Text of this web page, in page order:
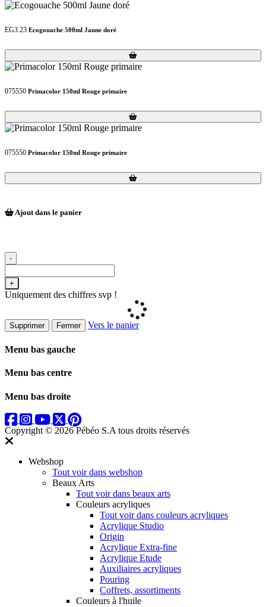
EG3.23 Ecogouache 500ml Jaune doré
Loading...
Loading...
075550 Primacolor 150ml Rouge primaire
Loading...
Loading...
075550 Primacolor 150ml Rouge primaire
Loading...
Loading...
Ajout dans le panier
-
+
Uniquement des chiffres svp !
Supprimer Fermer Vers le panier
Menu bas gauche
Menu bas centre
Menu bas droite
Copyright © 2026 Pébéo S.A tous droits réservés
Webshop
Tout voir dans webshop
Beaux Arts
Tout voir dans beaux arts
Couleurs acryliques
Tout voir dans couleurs acryliques
Acrylique Studio
Origin
Acrylique Extra-fine
Acrylique Etude
Auxiliaires acryliques
Pouring
Coffrets, assortiments
Couleurs à l'huile